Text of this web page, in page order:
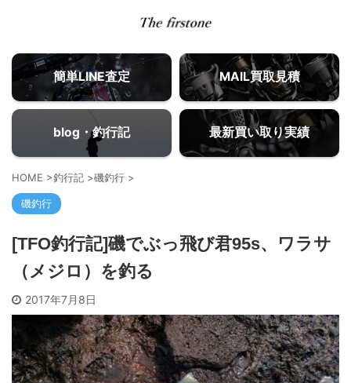
簡単LINE査定 MAIL買取見積
blog・釣行記 最新買い取り実績
HOME >釣行記 >磯釣行 >
磯釣行
[TFO釣行記]磯でぶっ飛び君95s、ワラサ
（メジロ）を釣る
2017年7月8日